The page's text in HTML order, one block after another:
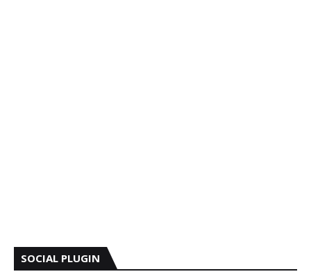
SOCIAL PLUGIN